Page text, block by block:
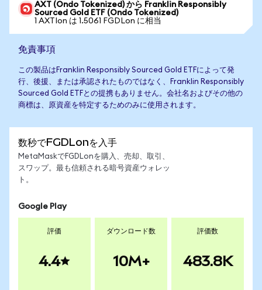
AXT (Ondo Tokenized) から Franklin Responsibly
Sourced Gold ETF (Ondo Tokenized)
1 AXTIon は 1.5061 FGDLon に相当
免責事項
この製品はFranklin Responsibly Sourced Gold ETFによって発
行、後援、または承認されたものではなく、Franklin Responsibly
Sourced Gold ETFとの提携もありません。会社名およびその他の
商標は、原資産を特定するためのみに使用されます。
数秒でFGDLonを入手
MetaMaskでFGDLonを購入、売却、取引、
スワップ。最も信頼される暗号資産ウォレッ
ト。
Google Play
評価
4.4
ダウンロード数
10M+
評価数
483.8K